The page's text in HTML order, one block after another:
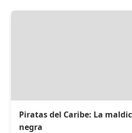
Piratas del Caribe: La
negra